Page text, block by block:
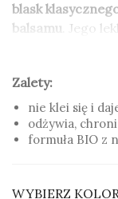
blask
balsamu . Jego
nadając im
Zalety:
nie klei się i
odżywia,
Zalety:
nie klei się i
odżywia,
formuła BIO z
WYBIERZ